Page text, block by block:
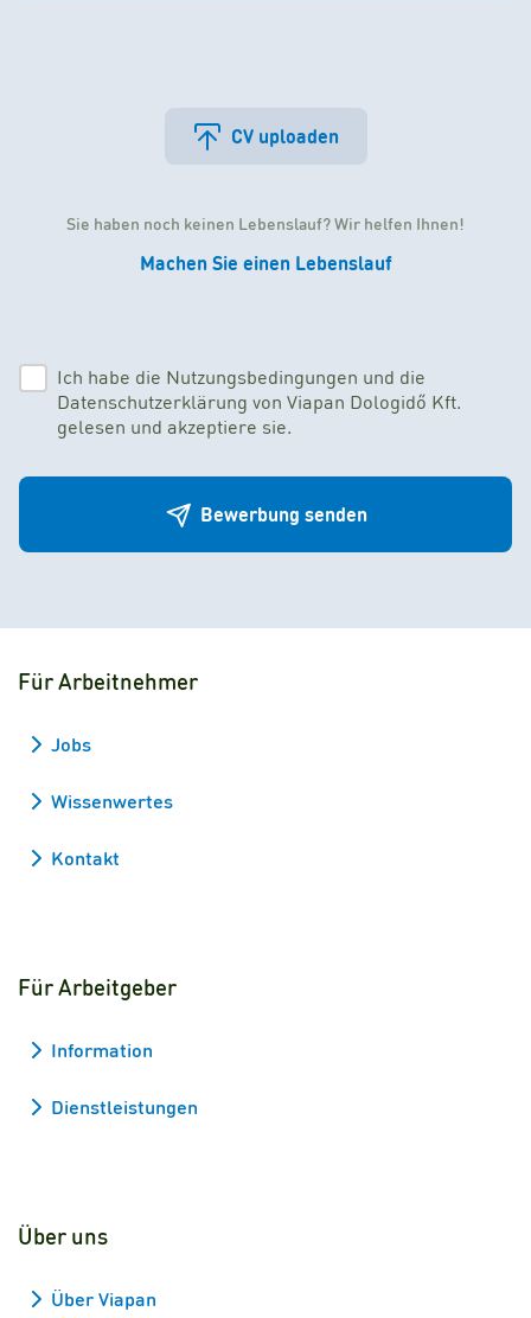
CV uploaden
Sie haben noch keinen Lebenslauf? Wir helfen Ihnen!
Machen Sie einen Lebenslauf
Ich habe die Nutzungsbedingungen und die
Datenschutzerklärung von Viapan Dologidő Kft.
gelesen und akzeptiere sie.
Bewerbung senden
Für Arbeitnehmer
Jobs
Wissenwertes
Kontakt
Für Arbeitgeber
Information
Dienstleistungen
Über uns
Über Viapan